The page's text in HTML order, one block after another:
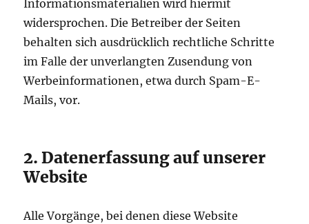
Informationsmaterialien wird hiermit
widersprochen. Die Betreiber der Seiten
behalten sich ausdrücklich rechtliche Schritte
im Falle der unverlangten Zusendung von
Werbeinformationen, etwa durch Spam-E-
Mails, vor.
2. Datenerfassung auf unserer
Website
Alle Vorgänge, bei denen diese Website